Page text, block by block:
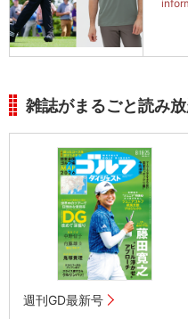
雑誌がまるごと読み放
週刊GD最新号